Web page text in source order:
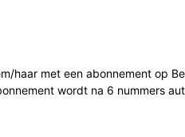
haar met een abonnement op
wordt na 6 nummers